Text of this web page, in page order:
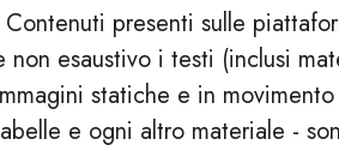
Contenuti presenti sulle
non esaustivo i testi (inclusi
statiche e in
e ogni altro materiale -